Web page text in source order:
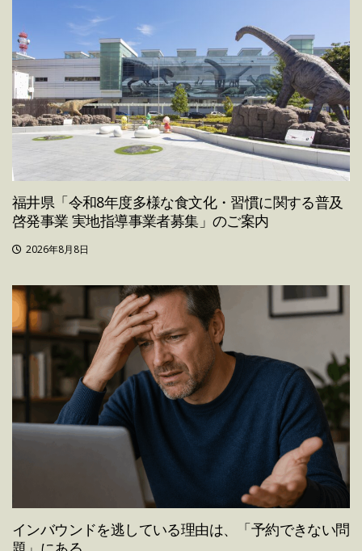
福井県「令和8年度多様な食文化・習慣に関する普及
啓発事業 実地指導事業者募集」のご案内
2026年8月8日
インバウンドを逃している理由は、「予約できない問